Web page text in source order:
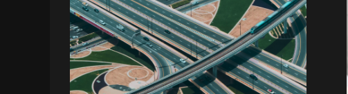
A parceria no gerenciamento de infraestruturas urbanas
destacou a capacidade da SETE em personalizar
soluções tecnológicas para gestão pública. Com o apoio
do Regente e ferramentas de geoprocessamento,
sistemas foram desenvolvidos para o gerenciamento de
pavimentações, áreas verdes e redes de drenagem,